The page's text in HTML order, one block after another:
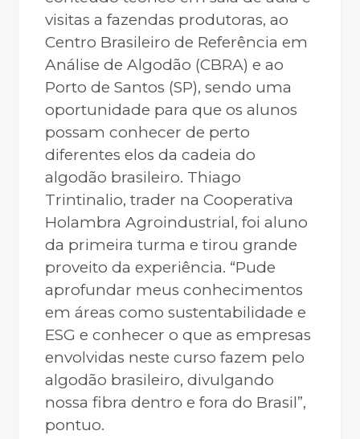
visitas a fazendas produtoras, ao
Centro Brasileiro de Referência em
Análise de Algodão (CBRA) e ao
Porto de Santos (SP), sendo uma
oportunidade para que os alunos
possam conhecer de perto
diferentes elos da cadeia do
algodão brasileiro. Thiago
Trintinalio, trader na Cooperativa
Holambra Agroindustrial, foi aluno
da primeira turma e tirou grande
proveito da experiência. “Pude
aprofundar meus conhecimentos
em áreas como sustentabilidade e
ESG e conhecer o que as empresas
envolvidas neste curso fazem pelo
algodão brasileiro, divulgando
nossa fibra dentro e fora do Brasil”,
pontuo.